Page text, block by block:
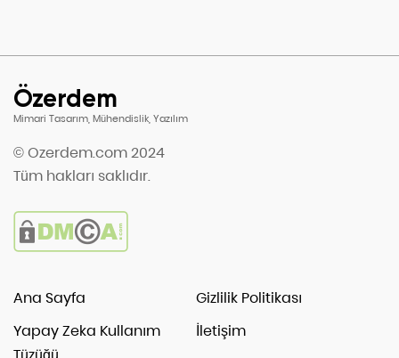
Özerdem
Mimari Tasarım, Mühendislik, Yazılım
© Ozerdem.com 2024
Tüm hakları saklıdır.
Ana Sayfa
Gizlilik Politikası
Yapay Zeka Kullanım
İletişim